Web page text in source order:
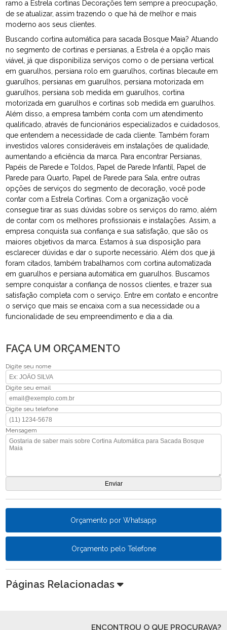
ramo a Estrela cortinas Decorações tem sempre a preocupação,
de se atualizar, assim trazendo o que há de melhor e mais
moderno aos seus clientes.
Buscando cortina automática para sacada Bosque Maia? Atuando
no segmento de cortinas e persianas, a Estrela é a opção mais
viável, já que disponibiliza serviços como o de persiana vertical
em guarulhos, persiana rolo em guarulhos, cortinas blecaute em
guarulhos, persianas em guarulhos, persiana motorizada em
guarulhos, persiana sob medida em guarulhos, cortina
motorizada em guarulhos e cortinas sob medida em guarulhos.
Além disso, a empresa também conta com um atendimento
qualificado, através de funcionários especializados e cuidadosos,
que entendem a necessidade de cada cliente. Também foram
investidos valores consideráveis em instalações de qualidade,
aumentando a eficiência da marca. Para encontrar Persianas,
Papéis de Parede e Toldos, Papel de Parede Infantil, Papel de
Parede para Quarto, Papel de Parede para Sala, entre outras
opções de serviços do segmento de decoração, você pode
contar com a Estrela Cortinas. Com a organização você
consegue tirar as suas dúvidas sobre os serviços do ramo, além
de contar com os melhores profissionais e instalações. Assim, a
empresa conquista sua confiança e sua satisfação, que são os
maiores objetivos da marca. Estamos à sua disposição para
esclarecer dúvidas e dar o suporte necessário. Além dos que já
foram citados, também trabalhamos com cortina automatizada
em guarulhos e persiana automática em guarulhos. Buscamos
sempre conquistar a confiança de nossos clientes, e trazer sua
satisfação completa com o serviço. Entre em contato e encontre
o serviço que mais se encaixa com a sua necessidade ou a
funcionalidade de seu empreendimento e dia a dia.
FAÇA UM ORÇAMENTO
Digite seu nome
Digite seu email
Digite seu telefone
Mensagem
Orçamento por Whatsapp
Orçamento pelo Telefone
Páginas Relacionadas
ENCONTROU O QUE PROCURAVA?